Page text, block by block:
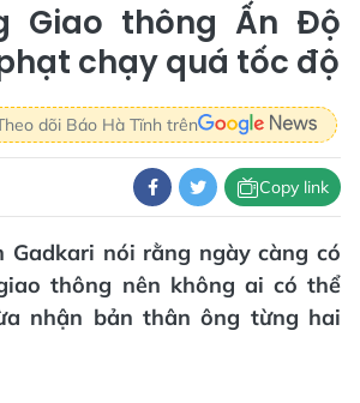
Giao thông Ấn Độ
chạy quá tốc độ
dõi Báo Hà Tĩnh trên
Copy link
Gadkari nói rằng ngày càng có
thông nên không ai có thể
nhận bản thân ông từng hai